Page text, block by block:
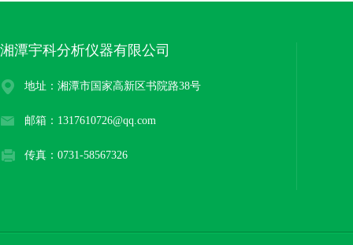
湘潭宇科分析仪器有限公司
地址：湘潭市国家高新区书院路38号
邮箱：1317610726@qq.com
传真：0731-58567326